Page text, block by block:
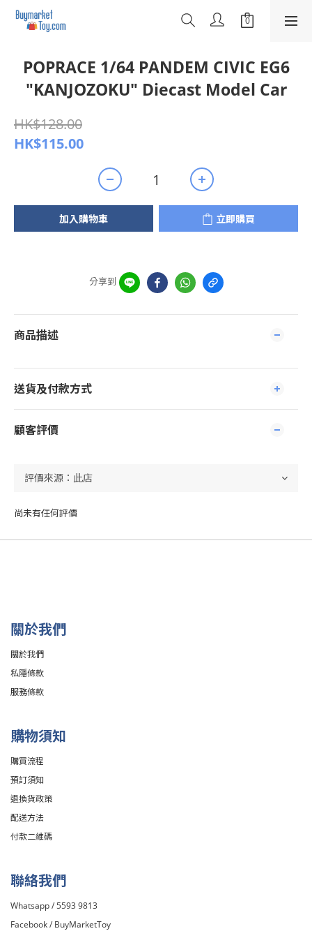
POPRACE 1/64 PANDEM CIVIC EG6
"KANJOZOKU" Diecast Model Car
HK$128.00
HK$115.00
加入購物車 立即購買
分享到
商品描述
送貨及付款方式
顧客評價
尚未有任何評價
關於我們
關於我們
私隱條款
服務條款
購物須知
購買流程
預訂須知
退換貨政策
配送方法
付款二維碼
聯絡我們
Whatsapp / 5593 9813
Facebook / BuyMarketToy